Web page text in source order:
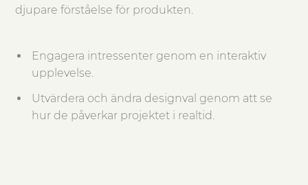
djupare förståelse för produkten.
Engagera intressenter genom en interaktiv
upplevelse.
Utvärdera och ändra designval genom att se
hur de påverkar projektet i realtid.